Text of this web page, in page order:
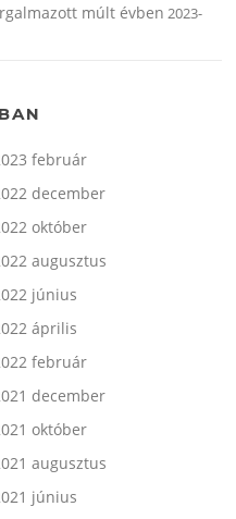
múlt évben 2023-
február
december
október
augusztus
június
április
február
december
október
augusztus
június